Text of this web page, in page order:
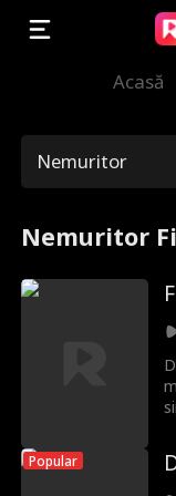
Acasă
Nemuritor
Nemuritor
Popular